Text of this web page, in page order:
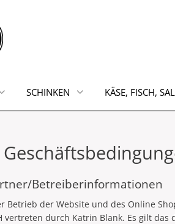
SCHINKEN KÄSE, FISCH,
Betreiberinformationen
Betrieb der Website und des Online
vertreten durch Katrin Blank. Es gilt das